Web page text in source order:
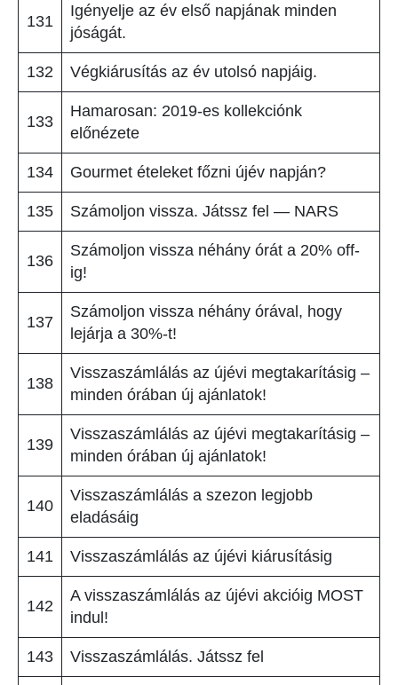
131
Igényelje az év első napjának minden
jóságát.
132 Végkiárusítás az év utolsó napjáig.
133
Hamarosan: 2019-es kollekciónk
előnézete
134 Gourmet ételeket főzni újév napján?
135 Számoljon vissza. Játssz fel — NARS
136
Számoljon vissza néhány órát a 20% off-
ig!
137
Számoljon vissza néhány órával, hogy
lejárja a 30%-t!
138
Visszaszámlálás az újévi megtakarításig –
minden órában új ajánlatok!
139
Visszaszámlálás az újévi megtakarításig –
minden órában új ajánlatok!
140
Visszaszámlálás a szezon legjobb
eladásáig
141 Visszaszámlálás az újévi kiárusításig
142
A visszaszámlálás az újévi akcióig MOST
indul!
143 Visszaszámlálás. Játssz fel